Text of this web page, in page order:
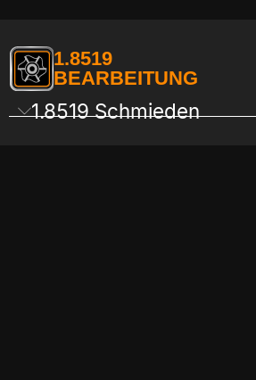
1.8519
BEARBEITUNG
1.8519 Schmieden